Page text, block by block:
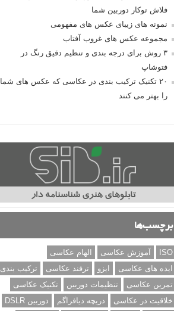
فلاش توکار دوربین شما
نمونه های زیبای عکس های مفهومی
مجموعه عکس های غروب آفتاب
۳ روش برای درجه بندی و تنظیم دقیق رنگ در
فتوشاپ
۲۰ تکنیک ترکیب بندی در عکاسی که عکس های شما
را بهتر می کنند
برچسب‌ها
ISO آموزش عکاسی
الهام عکاسی
ایده های عکاسی
ایزو ترفند عکاسی
ترکیب بندی
تمرین عکاسی
تنظیمات دوربین
تکنیک عکاسی
خلاقیت در عکاسی
دریچه دیافراگم
دوربین DSLR